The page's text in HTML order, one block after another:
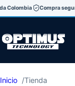
Colombia Compra
Inicio Tienda